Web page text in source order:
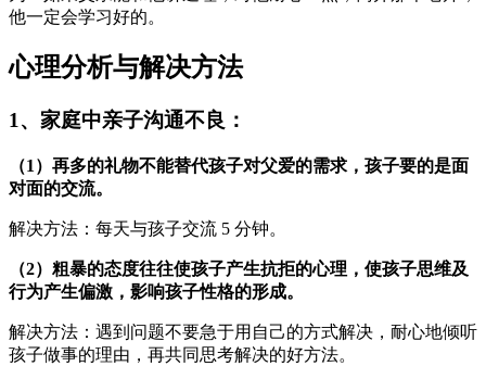
他一定会学习好的。
心理分析与解决方法
1、家庭中亲子沟通不良：
（1）再多的礼物不能替代孩子对父爱的需求，孩子要的是面
对面的交流。
解决方法：每天与孩子交流 5 分钟。
（2）粗暴的态度往往使孩子产生抗拒的心理，使孩子思维及
行为产生偏激，影响孩子性格的形成。
解决方法：遇到问题不要急于用自己的方式解决，耐心地倾听
孩子做事的理由，再共同思考解决的好方法。